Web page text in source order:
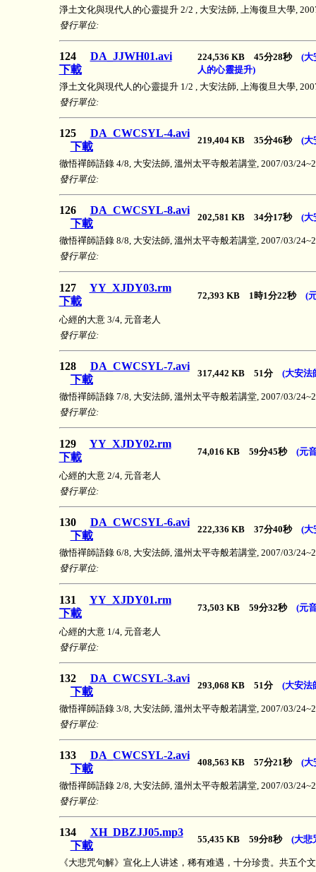
淨土文化與現代人的心靈提升 2/2 , 大安法師, 上海復旦大學,
發行單位:
124 DA_JJWH01.avi
下載
224,536 KB 45分28秒 (大
人的心靈提升)
淨土文化與現代人的心靈提升 1/2 , 大安法師, 上海復旦大學,
發行單位:
125 DA_CWCSYL-4.avi
下載
219,404 KB 35分46秒 (大
徹悟禪師語錄 4/8, 大安法師, 溫州太平寺般若講堂, 2007/03/
發行單位:
126 DA_CWCSYL-8.avi
下載
202,581 KB 34分17秒 (大
徹悟禪師語錄 8/8, 大安法師, 溫州太平寺般若講堂, 2007/03/
發行單位:
127 YY_XJDY03.rm
下載
72,393 KB 1時1分22秒 (
心經的大意 3/4, 元音老人
發行單位:
128 DA_CWCSYL-7.avi
下載
317,442 KB 51分 (大安法
徹悟禪師語錄 7/8, 大安法師, 溫州太平寺般若講堂, 2007/03/
發行單位:
129 YY_XJDY02.rm
下載
74,016 KB 59分45秒 (元
心經的大意 2/4, 元音老人
發行單位:
130 DA_CWCSYL-6.avi
下載
222,336 KB 37分40秒 (大
徹悟禪師語錄 6/8, 大安法師, 溫州太平寺般若講堂, 2007/03/
發行單位:
131 YY_XJDY01.rm
下載
73,503 KB 59分32秒 (元
心經的大意 1/4, 元音老人
發行單位:
132 DA_CWCSYL-3.avi
下載
293,068 KB 51分 (大安法
徹悟禪師語錄 3/8, 大安法師, 溫州太平寺般若講堂, 2007/03/
發行單位:
133 DA_CWCSYL-2.avi
下載
408,563 KB 57分21秒 (大
徹悟禪師語錄 2/8, 大安法師, 溫州太平寺般若講堂, 2007/03/
發行單位:
134 XH_DBZJJ05.mp3
下載
55,435 KB 59分8秒 (大悲
《大悲咒句解》宣化上人讲述，稀有难遇，十分珍贵。共五个